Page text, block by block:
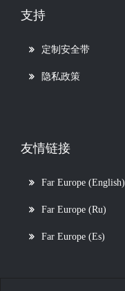
支持
定制安全带
隐私政策
友情链接
Far Europe (English)
Far Europe (Ru)
Far Europe (Es)